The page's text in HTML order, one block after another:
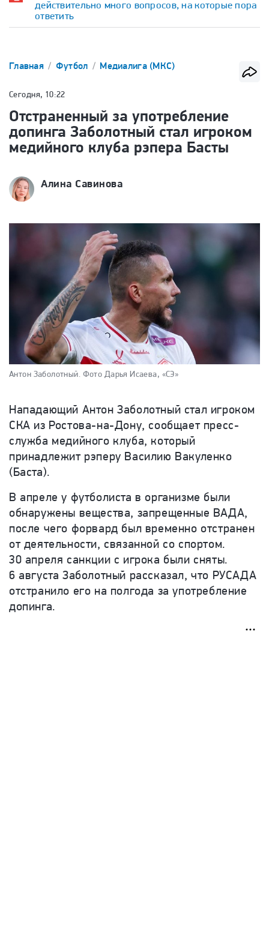
действительно много вопросов, на которые пора
ответить
Главная Футбол Медиалига (МКС)
Сегодня, 10:22
Отстраненный за употребление
допинга Заболотный стал игроком
медийного клуба рэпера Басты
Алина Савинова
Антон Заболотный. Фото Дарья Исаева, «СЭ»
Нападающий Антон Заболотный стал игроком
СКА из Ростова-на-Дону, сообщает пресс-
служба медийного клуба, который
принадлежит рэперу Василию Вакуленко
(Баста).
В апреле у футболиста в организме были
обнаружены вещества, запрещенные ВАДА,
после чего форвард был временно отстранен
от деятельности, связанной со спортом.
30 апреля санкции с игрока были сняты.
6 августа Заболотный рассказал, что РУСАДА
отстранило его на полгода за употребление
допинга.